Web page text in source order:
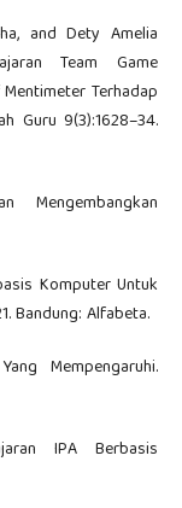
and Dety Amelia
Team Game
Terhadap
Guru 9(3):1628–34.
Mengembangkan
Komputer Untuk
Bandung: Alfabeta.
Mempengaruhi.
IPA Berbasis